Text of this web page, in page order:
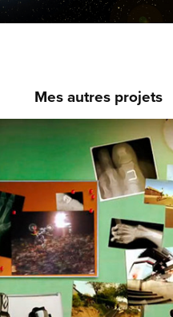
Mes autres projets
Même Pas Mal